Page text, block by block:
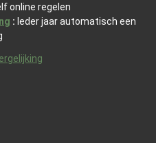
online regelen
: Ieder jaar automatisch een